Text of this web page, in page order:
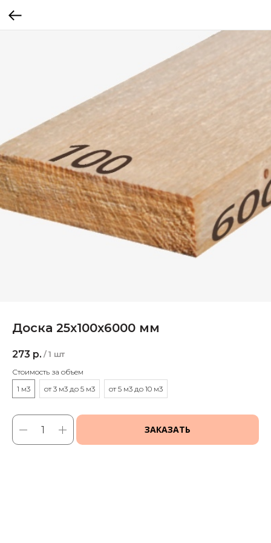
Доска 25х100х6000 мм
273 р. / 1 шт
Стоимость за объем
1 м3
от 3 м3 до 5 м3 от 5 м3 до 10 м3
ЗАКАЗАТЬ